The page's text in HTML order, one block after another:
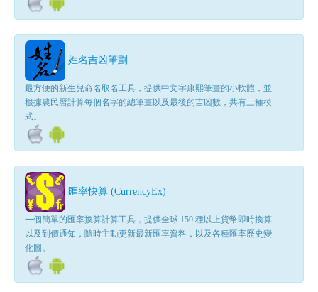
姓名吉凶筆劃
最方便的新生兒命名取名工具，提供中文字康熙筆畫的小軟體，並
根據農民曆計算每個名字的總筆畫以及最後的吉凶數，共有三種模
式。
匯率快算 (CurrencyEx)
一個簡單的匯率換算計算工具，提供全球 150 種以上貨幣即時換算
以及到價通知，隨時主動更新最新匯率資料，以及各種匯率歷史變
化圖。